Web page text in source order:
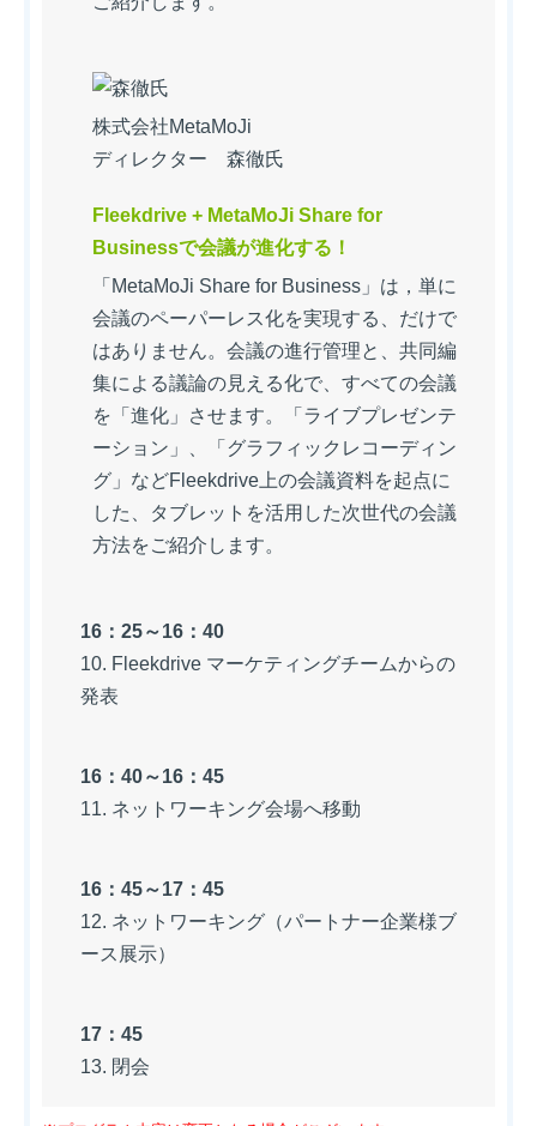
株式会社MetaMoJi
ディレクター 森徹氏
Fleekdrive + MetaMoJi Share for
Businessで会議が進化する！
「MetaMoJi Share for Business」は，単に
会議のペーパーレス化を実現する、だけで
はありません。会議の進行管理と、共同編
集による議論の見える化で、すべての会議
を「進化」させます。「ライブプレゼンテ
ーション」、「グラフィックレコーディン
グ」などFleekdrive上の会議資料を起点に
した、タブレットを活用した次世代の会議
方法をご紹介します。
16：25～16：40
10. Fleekdrive マーケティングチームからの
発表
16：40～16：45
11. ネットワーキング会場へ移動
16：45～17：45
12. ネットワーキング（パートナー企業様ブ
ース展示）
17：45
13. 閉会